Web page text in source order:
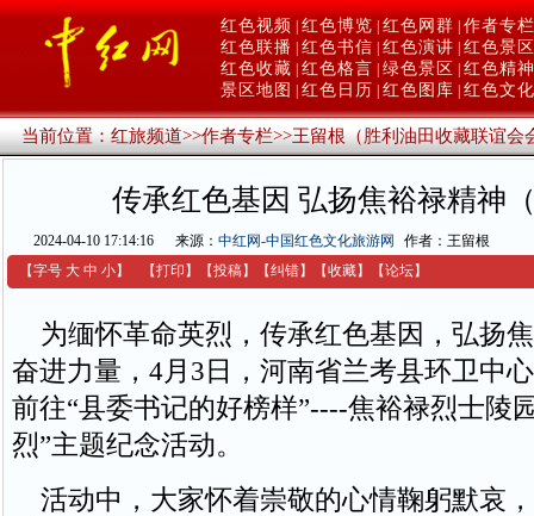
红色视频 红色博览 红色网群 作者专栏
红色联播 红色书信 红色演讲 红色景区
红色收藏 红色格言 绿色景区
红色精神
景区地图
红色日历 红色图库 红色文化
当前位置：红旅频道>>作者专栏>>王留根（胜利油田收藏联谊会
传承红色基因 弘扬焦裕禄精神
2024-04-10 17:14:16 来源： 中红网-中国红色文化旅游网
作者：王留根
【字号 大 中 小】 【打印 】 【投稿】 【纠错】 【收藏】 【论坛】
为缅怀革命英烈，传承红色基因，弘扬
奋进力量，4月3日，河南省兰考县环卫中
前往“县委书记的好榜样”----焦裕禄烈士陵
烈”主题纪念活动。
活动中，大家怀着崇敬的心情鞠躬默哀